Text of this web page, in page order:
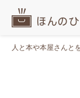
人と本や本屋さんと